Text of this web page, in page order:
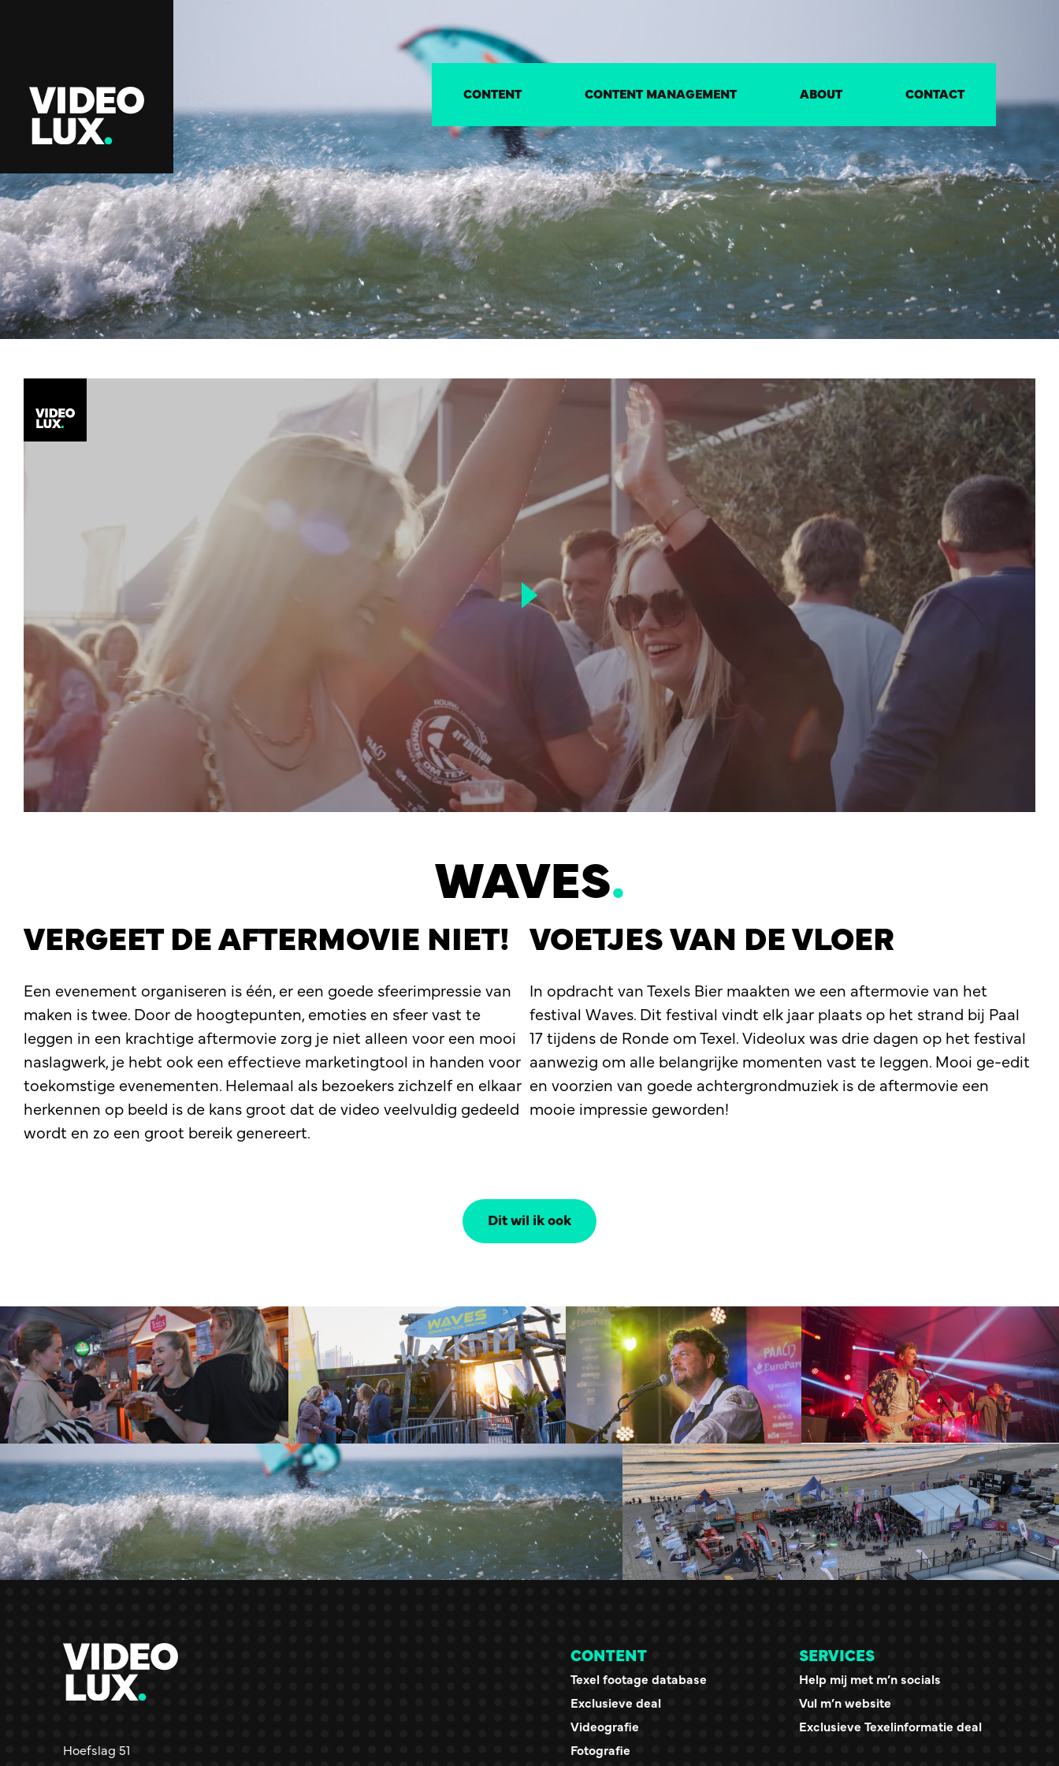
CONTENT CONTENT MANAGEMENT ABOUT CONTACT
WAVES.
VERGEET DE AFTERMOVIE NIET!
Een evenement organiseren is één, er een goede sfeerimpressie van
maken is twee. Door de hoogtepunten, emoties en sfeer vast te
leggen in een krachtige aftermovie zorg je niet alleen voor een mooi
naslagwerk, je hebt ook een effectieve marketingtool in handen voor
toekomstige evenementen. Helemaal als bezoekers zichzelf en elkaar
herkennen op beeld is de kans groot dat de video veelvuldig gedeeld
wordt en zo een groot bereik genereert.
VOETJES VAN DE VLOER
In opdracht van Texels Bier maakten we een aftermovie van het
festival Waves. Dit festival vindt elk jaar plaats op het strand bij Paal
17 tijdens de Ronde om Texel. Videolux was drie dagen op het festival
aanwezig om alle belangrijke momenten vast te leggen. Mooi ge-edit
en voorzien van goede achtergrondmuziek is de aftermovie een
mooie impressie geworden!
Dit wil ik ook
Hoefslag 51
CONTENT
Texel footage database
Exclusieve deal
Videografie
Fotografie
SERVICES
Help mij met m’n socials
Vul m’n website
Exclusieve Texelinformatie deal